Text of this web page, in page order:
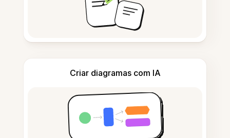
Criar diagramas com IA